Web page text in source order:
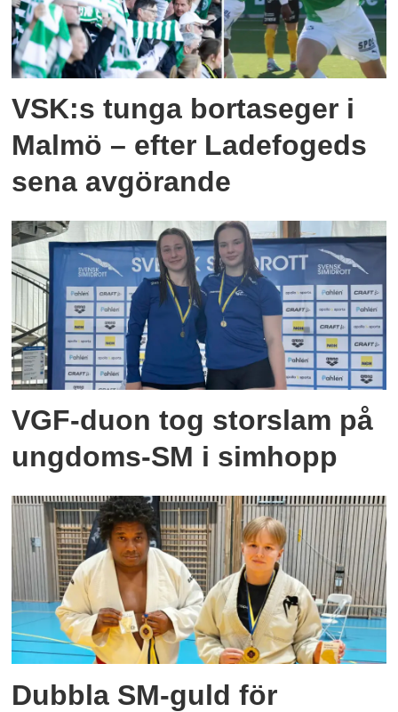
VSK:s tunga bortaseger i
Malmö – efter Ladefogeds
sena avgörande
VGF-duon tog storslam på
ungdoms-SM i simhopp
Dubbla SM-guld för